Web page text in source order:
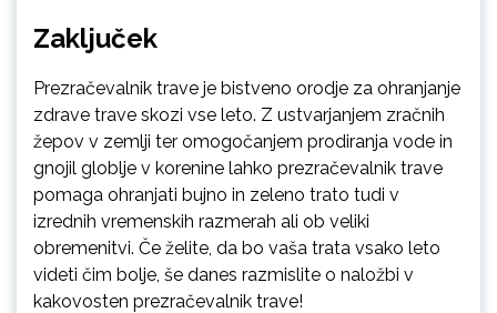
Zaključek
Prezračevalnik trave je bistveno orodje za ohranjanje
zdrave trave skozi vse leto. Z ustvarjanjem zračnih
žepov v zemlji ter omogočanjem prodiranja vode in
gnojil globlje v korenine lahko prezračevalnik trave
pomaga ohranjati bujno in zeleno trato tudi v
izrednih vremenskih razmerah ali ob veliki
obremenitvi. Če želite, da bo vaša trata vsako leto
videti čim bolje, še danes razmislite o naložbi v
kakovosten prezračevalnik trave!